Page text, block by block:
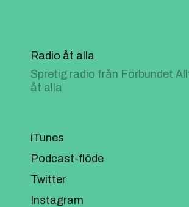
Radio åt alla
Spretig radio från Förbundet
åt alla
iTunes
Podcast-flöde
Twitter
Instagram